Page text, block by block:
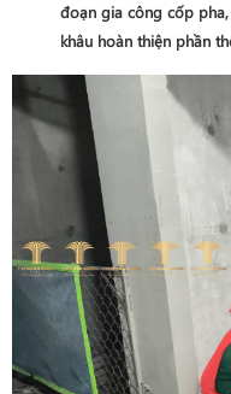
đoạn gia công cốp
khâu hoàn thiện phần